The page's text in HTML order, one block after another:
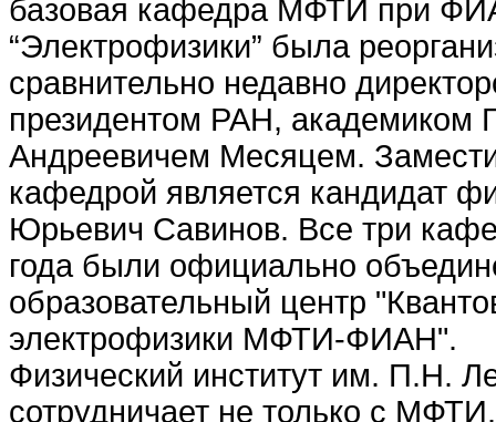
базовая кафедра МФТИ при
“Электрофизики” была
сравнительно недавно
президентом РАН, академиком
Андреевичем Месяцем.
кафедрой является кандидат
Юрьевич Савинов. Все три
года были официально
образовательный центр
электрофизики МФТИ-ФИАН".
Физический институт им. П.Н.
сотрудничает не только с